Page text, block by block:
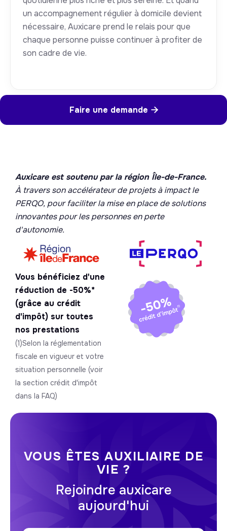
un accompagnement régulier à domicile devient
nécessaire, Auxicare prend le relais pour que
chaque personne puisse continuer à profiter de
son cadre de vie.
Faire une demande 
Auxicare est soutenu par la région Île-de-France.
À travers son accélérateur de projets à impact le
PERQO, pour faciliter la mise en place de solutions
innovantes pour les personnes en perte
d'autonomie.
Vous bénéficiez d'une
réduction de -50%*
(grâce au crédit
d'impôt) sur toutes
nos prestations
(1)Selon la réglementation
fiscale en vigueur et votre
situation personnelle (voir
la section crédit d'impôt
dans la FAQ)
VOUS ÊTES AUXILIAIRE DE
VIE ?
Rejoindre auxicare
aujourd'hui